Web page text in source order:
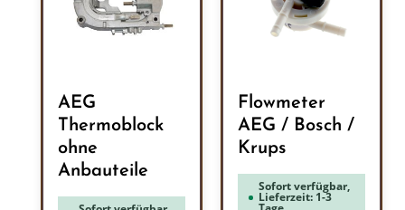
AEG
Thermoblock
ohne
Anbauteile
Flowmeter
AEG / Bosch /
Krups
Sofort verfügbar,
Lieferzeit: 1-3